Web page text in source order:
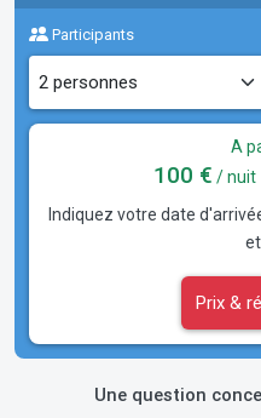
Participants
A
100 € / nuit
Indiquez votre date
Prix &
Une question